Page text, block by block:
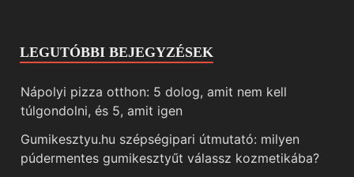
LEGUTÓBBI BEJEGYZÉSEK
Nápolyi pizza otthon: 5 dolog, amit nem kell
túlgondolni, és 5, amit igen
Gumikesztyu.hu szépségipari útmutató: milyen
púdermentes gumikesztyűt válassz kozmetikába?